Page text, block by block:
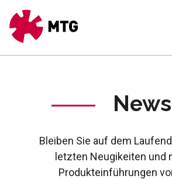
News
Bleiben Sie auf dem
letzten Neugikeiten und
Produkteinführungen